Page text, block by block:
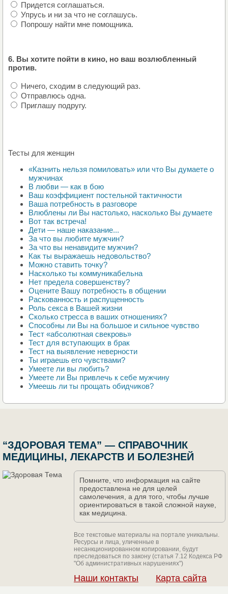
Придется соглашаться.
Упрусь и ни за что не соглашусь.
Попрошу найти мне помощника.
6. Вы хотите пойти в кино, но ваш возлюбленный
против.
Ничего, сходим в следующий раз.
Отправлюсь одна.
Приглашу подругу.
Тесты для женщин
«Казнить нельзя помиловать» или что Вы думаете о
мужчинах
В любви — как в бою
Ваш коэффициент постельной тактичности
Ваша потребность в разговоре
Влюблены ли Вы настолько, насколько Вы думаете
Вот так встреча!
Дети — наше наказание...
За что вы любите мужчин?
За что вы ненавидите мужчин?
Как ты выражаешь недовольство?
Можно ставить точку?
Насколько ты коммуникабельна
Нет предела совершенству?
Оцените Вашу потребность в общении
Раскованность и распущенность
Роль секса в Вашей жизни
Сколько стресса в ваших отношениях?
Способны ли Вы на большое и сильное чувство
Тест «абсолютная свекровь»
Тест для вступающих в брак
Тест на выявление неверности
Ты играешь его чувствами?
Умеете ли вы любить?
Умеете ли Вы привлечь к себе мужчину
Умеешь ли ты прощать обидчиков?
“ЗДОРОВАЯ ТЕМА” — СПРАВОЧНИК
МЕДИЦИНЫ, ЛЕКАРСТВ И БОЛЕЗНЕЙ
Помните, что информация на сайте
предоставлена не для целей
самолечения, а для того, чтобы лучше
ориентироваться в такой сложной науке,
как медицина.
Все текстовые материалы на портале уникальны.
Ресурсы и лица, уличенные в
несанкционированном копировании, будут
преследоваться по закону (статья 7.12 Кодекса РФ
"Об административных нарушениях")
Наши контакты Карта сайта